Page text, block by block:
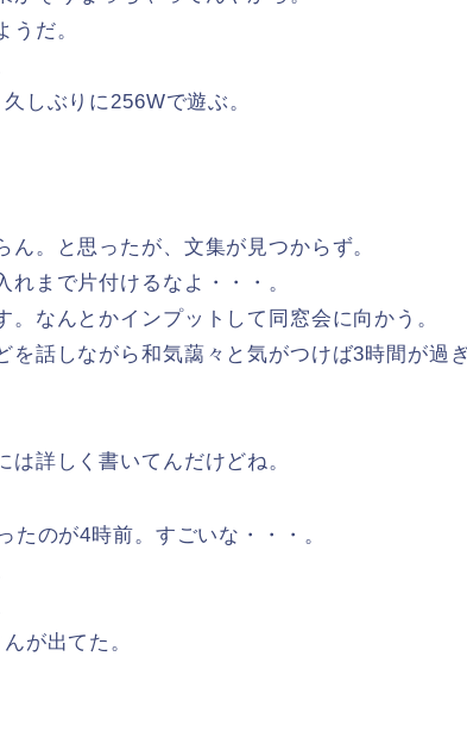
うだ。
しぶりに256Wで遊ぶ。
。と思ったが、文集が見つからず。
まで片付けるなよ・・・。
なんとかインプットして同窓会に向かう。
話しながら和気藹々と気がつけば3時間が過
詳しく書いてんだけどね。
のが4時前。すごいな・・・。
が出てた。